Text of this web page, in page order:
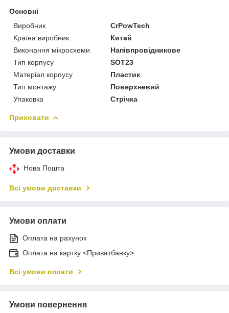
Основні
Виробник
CrPowTech
Країна виробник
Китай
Виконання мікросхеми
Напівпровідникове
Тип корпусу
SOT23
Матеріал корпусу
Пластик
Тип монтажу
Поверхневий
Упаковка
Стрічка
Приховати
Умови доставки
Нова Пошта
Всі умови доставки
Умови оплати
Оплата на рахунок
Оплата на картку <Приватбанку>
Всі умови оплати
Умови повернення